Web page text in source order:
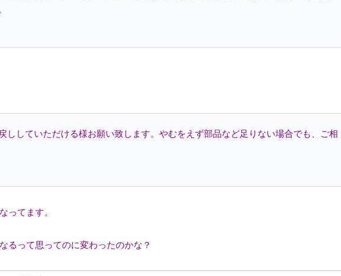
ししていただける様お願い致します。やむをえず部品など足りない場合でも、ご相
ってます。
るって思ってのに変わったのかな？